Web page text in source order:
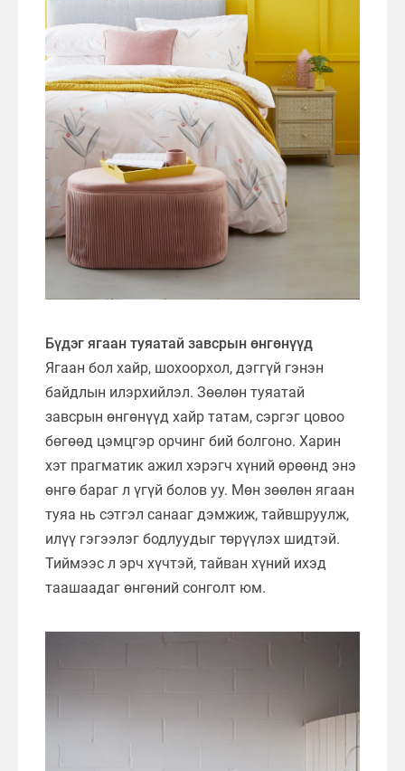
Бүдэг ягаан туяатай завсрын өнгөнүүд
Ягаан бол хайр, шохоорхол, дэггүй гэнэн
байдлын илэрхийлэл. Зөөлөн туяатай
завсрын өнгөнүүд хайр татам, сэргэг цовоо
бөгөөд цэмцгэр орчинг бий болгоно. Харин
хэт прагматик ажил хэрэгч хүний өрөөнд энэ
өнгө бараг л үгүй болов уу. Мөн зөөлөн ягаан
туяа нь сэтгэл санааг дэмжиж, тайвшруулж,
илүү гэгээлэг бодлуудыг төрүүлэх шидтэй.
Тиймээс л эрч хүчтэй, тайван хүний ихэд
таашаадаг өнгөний сонголт юм.